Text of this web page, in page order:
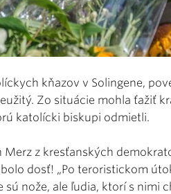
kňazov v Solingene,
Zo situácie mohla ťažiť
katolícki biskupi odmietli.
Merz z kresťanských
dosť! „Po teroristickom
sú nože, ale ľudia, ktorí s nimi